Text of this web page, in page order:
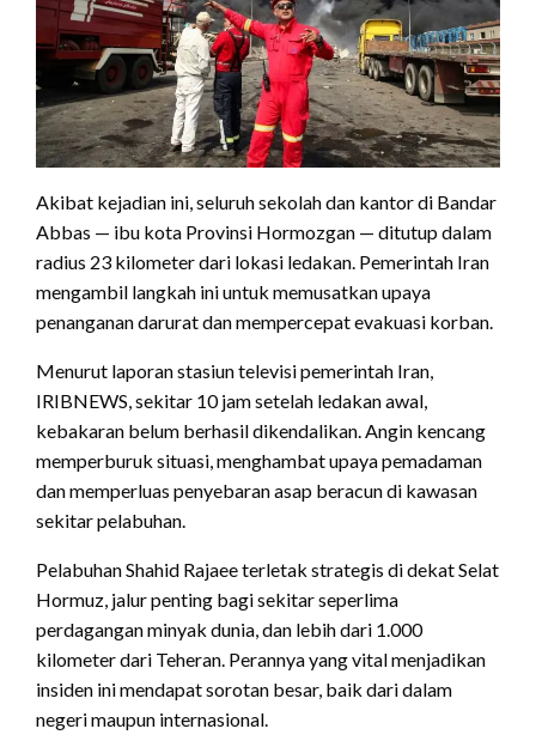
Akibat kejadian ini, seluruh sekolah dan kantor di Bandar
Abbas — ibu kota Provinsi Hormozgan — ditutup dalam
radius 23 kilometer dari lokasi ledakan. Pemerintah Iran
mengambil langkah ini untuk memusatkan upaya
penanganan darurat dan mempercepat evakuasi korban.
Menurut laporan stasiun televisi pemerintah Iran,
IRIBNEWS, sekitar 10 jam setelah ledakan awal,
kebakaran belum berhasil dikendalikan. Angin kencang
memperburuk situasi, menghambat upaya pemadaman
dan memperluas penyebaran asap beracun di kawasan
sekitar pelabuhan.
Pelabuhan Shahid Rajaee terletak strategis di dekat Selat
Hormuz, jalur penting bagi sekitar seperlima
perdagangan minyak dunia, dan lebih dari 1.000
kilometer dari Teheran. Perannya yang vital menjadikan
insiden ini mendapat sorotan besar, baik dari dalam
negeri maupun internasional.